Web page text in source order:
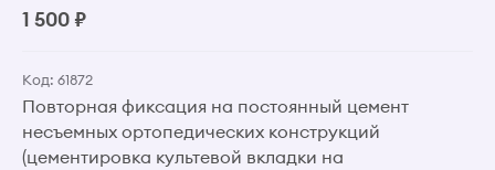
1 500 ₽
Код: 61872
Повторная фиксация на постоянный цемент
несъемных ортопедических конструкций
(цементировка культевой вкладки на